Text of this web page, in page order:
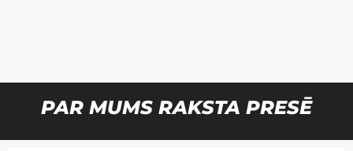
PAR MUMS RAKSTA PRESĒ